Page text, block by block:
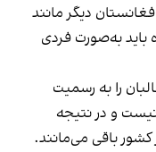
دیگر مانند
به‌صورت فردی
را به رسمیت
نیست و در نتیجه
باقی می‌مانند.